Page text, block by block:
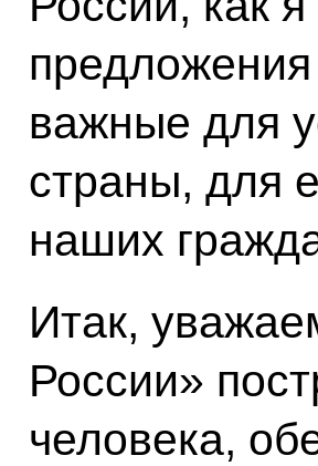
важные для
страны, для
наших
Итак,
России»
человека,